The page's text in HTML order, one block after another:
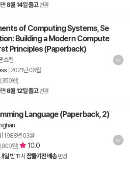
8월 14일 출고 변경
of Computing Systems, Se
Building a Modern Compute
Principles (Paperback)
쇼켄
2021년 06월
원)
8월 12일 출고 변경
Language (Paperback, 2)
1988년 03월
원) 10.0
내일 밤 11시 잠들기전 배송 변경